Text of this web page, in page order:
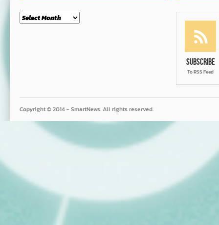
Month
Subscribe
To RSS Feed
Copyright © 2014 - SmartNews. All rights reserved.